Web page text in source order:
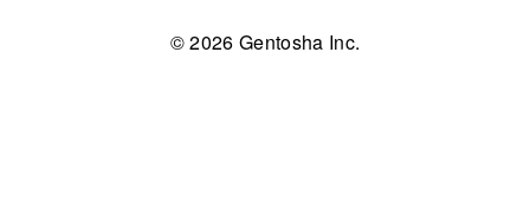
© 2026 Gentosha Inc.